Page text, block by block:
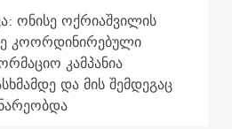
ონისე ოქრიაშვილის
კოორდინირებული
კამპანია
და მის შემდეგაც